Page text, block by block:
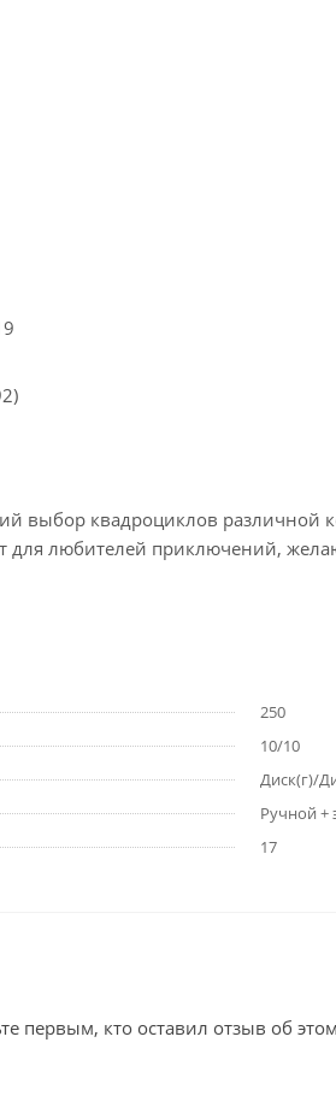
выбор квадроциклов различной
для любителей приключений,
250
10/10
Диск(г)/
Ручной +
17
первым, кто оставил отзыв об